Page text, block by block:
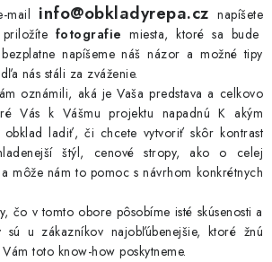
VZORKA
INŠPIRÁCIA
VIRTUÁLNA PREHLIADKA
Reklamačný poriadok
mail info@obkladyrepa.cz napíšete
fotografie miesta, ktoré sa bude
napíšeme náš názor a možné tipy
nás stáli za zváženie.
oznámili, aká je Vaša predstava a celkovo
Vás k Vášmu projektu napadnú K akým
ladiť, či chcete vytvoriť skôr kontrast
štýl, cenové stropy, ako o celej
môže nám to pomoc s návrhom konkrétnych
čo v tomto obore pôsobíme isté skúsenosti a
sú u zákazníkov najobľúbenejšie, ktoré žnú
toto know-how poskytneme.